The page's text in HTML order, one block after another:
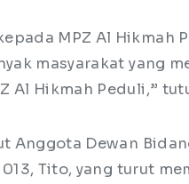
MPZ Al Hikmah
masyarakat yang
Al Hikmah Peduli,”
Anggota Dewan
013, Tito, yang turut